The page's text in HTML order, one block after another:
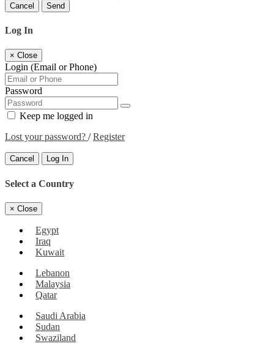
Cancel Send
Log In
× Close
Login (Email or Phone)
Password
Keep me logged in
Lost your password? /Register
Cancel Log In
Select a Country
× Close
Egypt
Iraq
Kuwait
Lebanon
Malaysia
Qatar
Saudi Arabia
Sudan
Swaziland